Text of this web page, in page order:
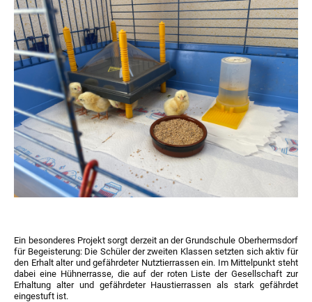
Ein besonderes Projekt sorgt derzeit an der Grundschule Oberhermsdorf
für Begeisterung: Die Schüler der zweiten Klassen setzten sich aktiv für
den Erhalt alter und gefährdeter Nutztierrassen ein. Im Mittelpunkt steht
dabei eine Hühnerrasse, die auf der roten Liste der Gesellschaft zur
Erhaltung alter und gefährdeter Haustierrassen als stark gefährdet
eingestuft ist.